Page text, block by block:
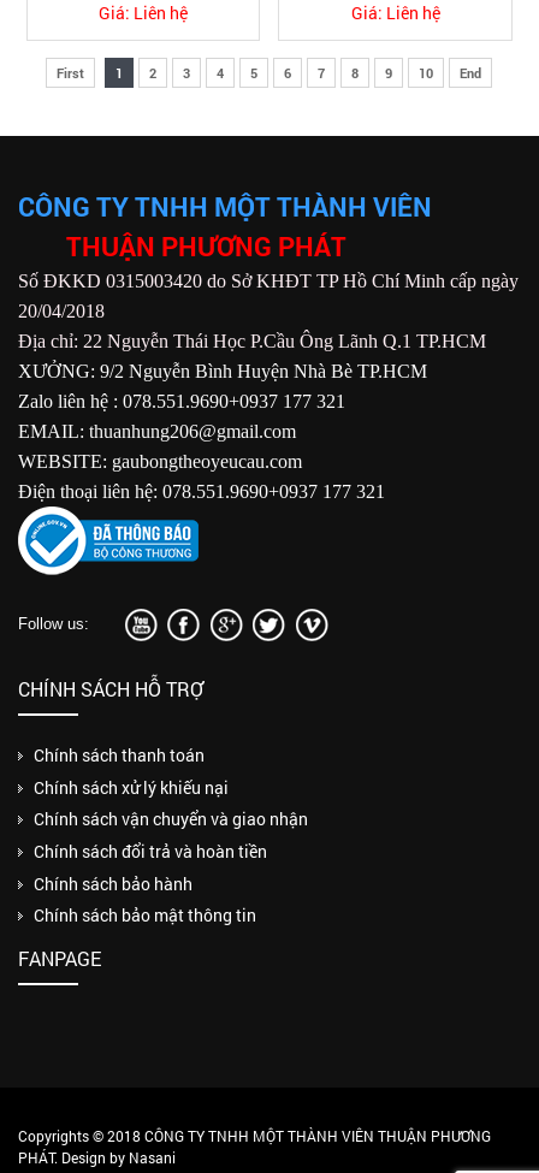
Giá: Liên hệ Giá: Liên hệ
First 1 2 3 4 5 6 7 8 9 10 End
CÔNG TY TNHH MỘT THÀNH VIÊN
THUẬN PHƯƠNG PHÁT
Số ĐKKD 0315003420 do Sở KHĐT TP Hồ Chí Minh cấp ngày
20/04/2018
Địa chỉ: 22 Nguyễn Thái Học P.Cầu Ông Lãnh Q.1 TP.HCM
XƯỞNG: 9/2 Nguyễn Bình Huyện Nhà Bè TP.HCM
Zalo liên hệ : 078.551.9690+0937 177 321
EMAIL: thuanhung206@gmail.com
WEBSITE: gaubongtheoyeucau.com
Điện thoại liên hệ: 078.551.9690+0937 177 321
Follow us:
CHÍNH SÁCH HỖ TRỢ
Chính sách thanh toán
Chính sách xử lý khiếu nại
Chính sách vận chuyển và giao nhận
Chính sách đổi trả và hoàn tiền
Chính sách bảo hành
Chính sách bảo mật thông tin
FANPAGE
Copyrights © 2018 CÔNG TY TNHH MỘT THÀNH VIÊN THUẬN PHƯƠNG
PHÁT. Design by Nasani